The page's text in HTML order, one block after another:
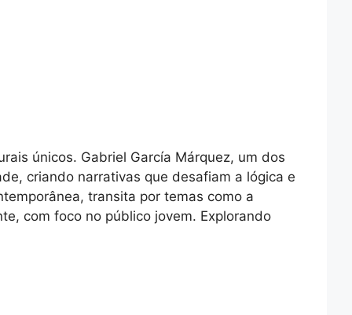
únicos. Gabriel García Márquez, um dos
criando narrativas que desafiam a lógica e
transita por temas como a
com foco no público jovem. Explorando